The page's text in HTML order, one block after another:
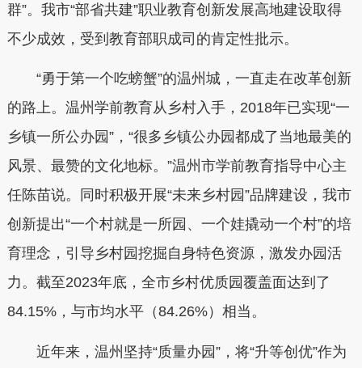
群”。我市“部省共建”职业教育创新发展高地建设取得
不少成效，受到教育部职成司的肯定性批示。
“勇于第一个吃螃蟹”的温州城，一直走在改革创新
的路上。温州学前教育从乡村入手，2018年已实现“一
乡镇一所公办园”，“很多乡镇公办园都成了当地最美的
风景、最赞的文化地标。”温州市学前教育指导中心主
任陈苗说。同时积极开展“未来乡村园”品牌建设，我市
创新提出“一个村就是一所园、一个娃撬动一个村”的培
育理念，引导乡村园挖掘自身特色资源，激发办园活
力。截至2023年底，全市乡村优质园覆盖面达到了
84.15%，与市均水平（84.26%）相当。
近年来，温州坚持“质量办园”，将“升等创优”作为